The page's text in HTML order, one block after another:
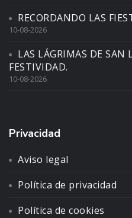
RECORDANDO LAS
10-08-2026
LAS LÁGRIMAS DE SAN
FESTIVIDAD.
10-08-2026
Privacidad
Aviso legal
Política de privacidad
Política de cookies